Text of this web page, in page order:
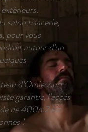
salon tisanerie,
pour vous
autour d’un
d’Omiécourt :
garantie, l’accès
de 400m2 est
!